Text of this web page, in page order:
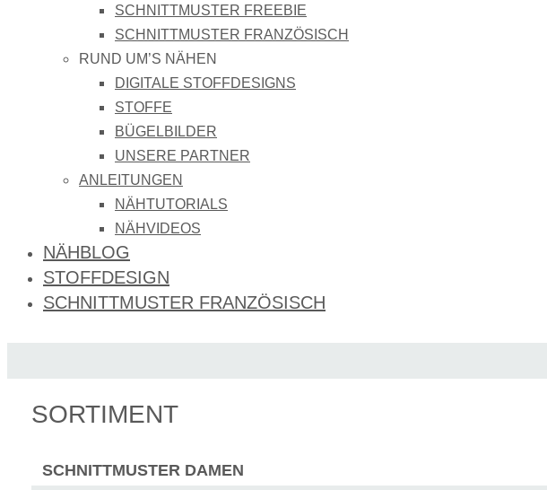
SCHNITTMUSTER FREEBIE
SCHNITTMUSTER FRANZÖSISCH
RUND UM’S NÄHEN
DIGITALE STOFFDESIGNS​
STOFFE
BÜGELBILDER
UNSERE PARTNER
ANLEITUNGEN
NÄHTUTORIALS
NÄHVIDEOS
NÄHBLOG
STOFFDESIGN
SCHNITTMUSTER FRANZÖSISCH
SORTIMENT
SCHNITTMUSTER DAMEN